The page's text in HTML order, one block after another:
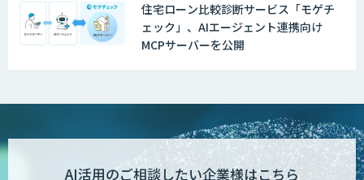
住宅ローン比較診断サービス「モゲチ
ェック」、AIエージェント連携向け
MCPサーバーを公開
AI活用のご相談したい企業様はこちら